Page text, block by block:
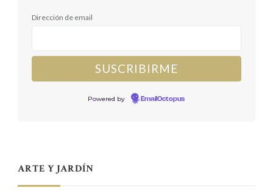
Dirección de email
Powered by EmailOctopus
ARTE Y JARDÍN